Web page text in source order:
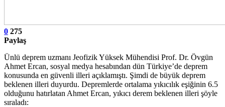
0 275
Paylaş
Ünlü deprem uzmanı Jeofizik Yüksek Mühendisi Prof. Dr. Övgün
Ahmet Ercan, sosyal medya hesabından dün Türkiye’de deprem
konusunda en güvenli illeri açıklamıştı. Şimdi de büyük deprem
beklenen illeri duyurdu. Depremlerde ortalama yıkıcılık eşiğinin 6.5
olduğunu hatırlatan Ahmet Ercan, yıkıcı derem beklenen illeri şöyle
sıraladı: